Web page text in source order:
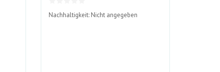
Nachhaltigkeit: Nicht angegeben